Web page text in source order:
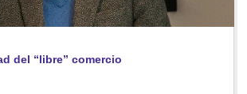
del “libre” comercio